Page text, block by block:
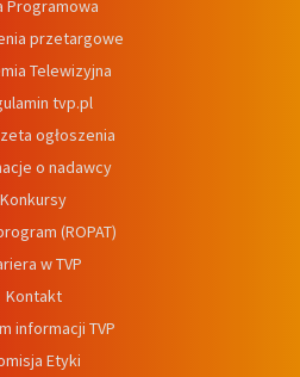
Programowa
przetargowe
Telewizyjna
tvp.pl
ogłoszenia
o nadawcy
Konkursy
(ROPAT)
w TVP
Kontakt
informacji TVP
Etyki